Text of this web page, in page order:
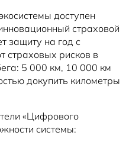
доступен
страховой
защиту на год с
страховых рисков в
5 000 км, 10 000 км
докупить километры
«Цифрового
системы: